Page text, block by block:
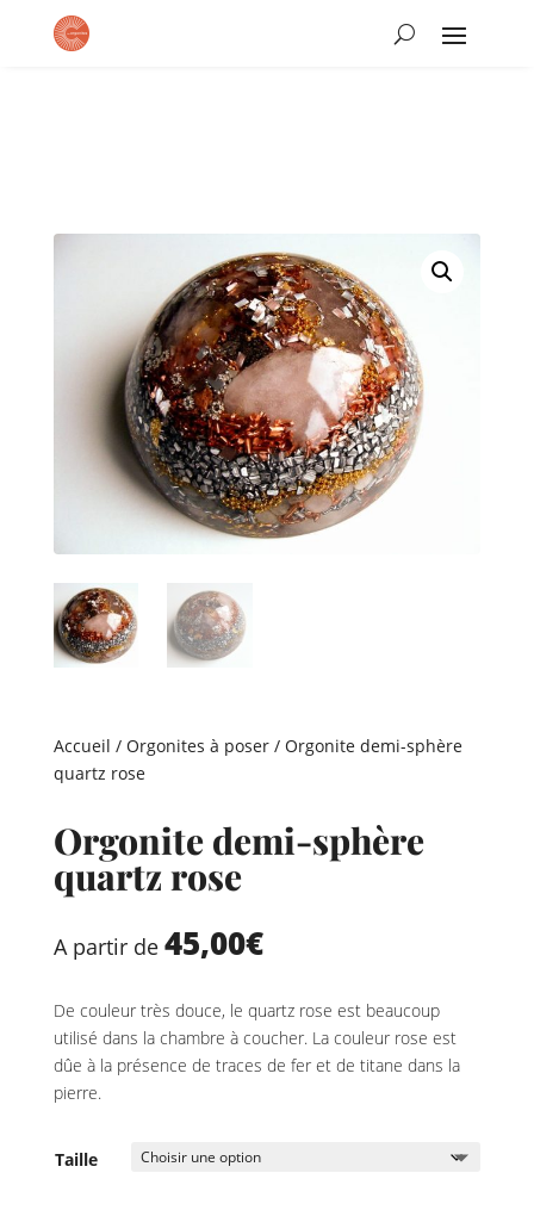
Accueil / Orgonites à poser/ Orgonite demi-sphère
quartz rose
Orgonite demi-sphère
quartz rose
A partir de 45,00€
De couleur très douce, le quartz rose est beaucoup
utilisé dans la chambre à coucher. La couleur rose est
dûe à la présence de traces de fer et de titane dans la
pierre.
Taille